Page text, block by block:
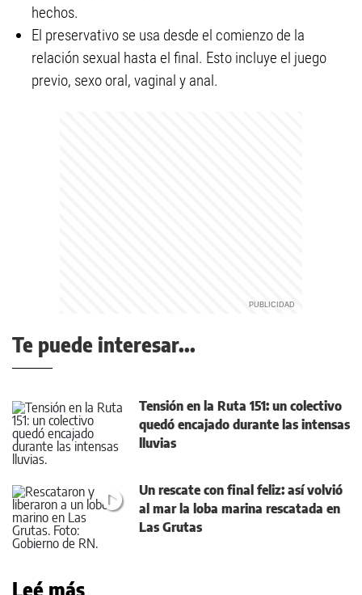
hechos.
El preservativo se usa desde el comienzo de la
relación sexual hasta el final. Esto incluye el juego
previo, sexo oral, vaginal y anal.
Te puede interesar...
Tensión en la Ruta 151: un colectivo
quedó encajado durante las intensas
lluvias
Un rescate con final feliz: así volvió
al mar la loba marina rescatada en
Las Grutas
Leé más